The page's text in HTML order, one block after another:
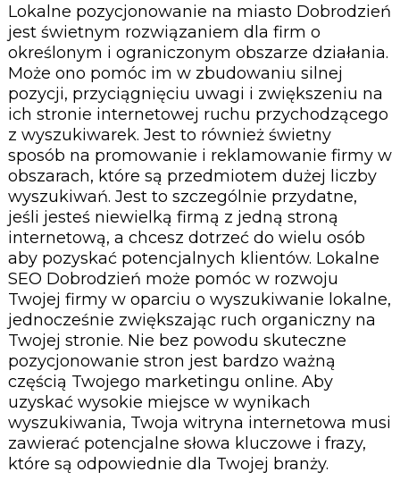
Lokalne pozycjonowanie na miasto Dobrodzień
jest świetnym rozwiązaniem dla firm o
określonym i ograniczonym obszarze działania.
Może ono pomóc im w zbudowaniu silnej
pozycji, przyciągnięciu uwagi i zwiększeniu na
ich stronie internetowej ruchu przychodzącego
z wyszukiwarek. Jest to również świetny
sposób na promowanie i reklamowanie firmy w
obszarach, które są przedmiotem dużej liczby
wyszukiwań. Jest to szczególnie przydatne,
jeśli jesteś niewielką firmą z jedną stroną
internetową, a chcesz dotrzeć do wielu osób
aby pozyskać potencjalnych klientów. Lokalne
SEO Dobrodzień może pomóc w rozwoju
Twojej firmy w oparciu o wyszukiwanie lokalne,
jednocześnie zwiększając ruch organiczny na
Twojej stronie. Nie bez powodu skuteczne
pozycjonowanie stron jest bardzo ważną
częścią Twojego marketingu online. Aby
uzyskać wysokie miejsce w wynikach
wyszukiwania, Twoja witryna internetowa musi
zawierać potencjalne słowa kluczowe i frazy,
które są odpowiednie dla Twojej branży.